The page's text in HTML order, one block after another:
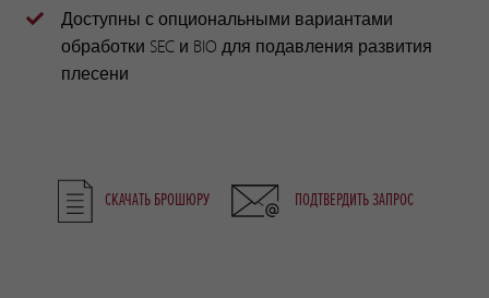
Доступны с опциональными вариантами
обработки SEC и BIO для подавления развития
плесени
СКАЧАТЬ БРОШЮРУ ПОДТВЕРДИТЬ ЗАПРОС